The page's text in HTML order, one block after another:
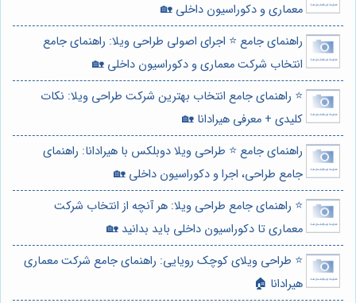
معماری و دکوراسیون داخلی 🏡
راهنمای جامع ⭐️ اجرای اصولی طراحی ویلا: راهنمای جامع
انتخاب شرکت معماری و دکوراسیون داخلی 🏡
⭐️ راهنمای جامع انتخاب بهترین شرکت طراحی ویلا: نکات
کلیدی + معرفی هیرادانا 🏡
راهنمای جامع ⭐️ طراحی ویلا دوبلکس با هیرادانا: راهنمای
جامع طراحی، اجرا و دکوراسیون داخلی 🏡
⭐️ راهنمای جامع طراحی ویلا: هر آنچه از انتخاب شرکت
معماری تا دکوراسیون داخلی باید بدانید 🏡
⭐️ طراحی ویلای کوچک رویایی: راهنمای جامع شرکت معماری
هیرادانا 🏠